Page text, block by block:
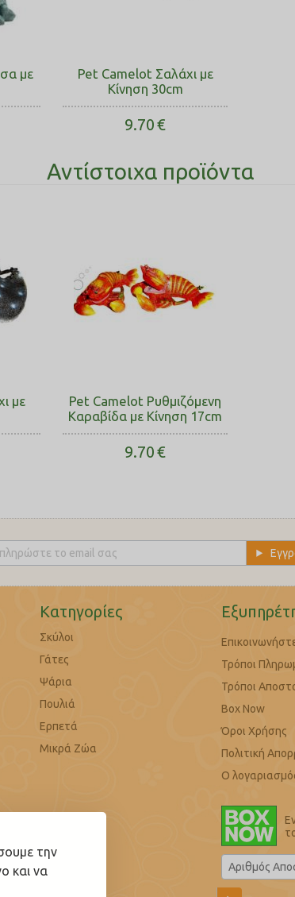
την
και να
με
Pet Camelot Σαλάχι με
Κίνηση 30cm
9.70€
Αντίστοιχα προϊόντα
με
Pet Camelot Ρυθμιζόμενη
Καραβίδα με Κίνηση 17cm
9.70€
Κατηγορίες
Σκύλοι
Γάτες
Ψάρια
Πουλιά
Ερπετά
Μικρά Ζώα
Τρόποι
Τρόποι
Box Now
Όροι Χρήσης
Πολιτική
Ο